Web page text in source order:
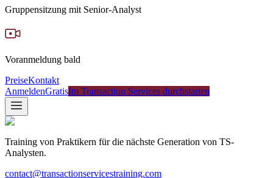
Gruppensitzung mit Senior-Analyst
Voranmeldung bald
PreiseKontakt
AnmeldenGratisIm Transaction Services durchstarten
Training von Praktikern für die nächste Generation von TS-
Analysten.
contact@transactionservicestraining.com